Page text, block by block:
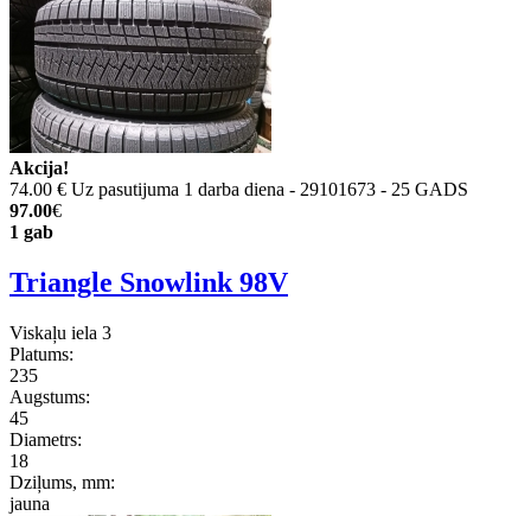
Akcija!
74.00 € Uz pasutijuma 1 darba diena - 29101673 - 25 GADS
97.00€
1 gab
Triangle Snowlink 98V
Viskaļu iela 3
Platums:
235
Augstums:
45
Diametrs:
18
Dziļums, mm:
jauna